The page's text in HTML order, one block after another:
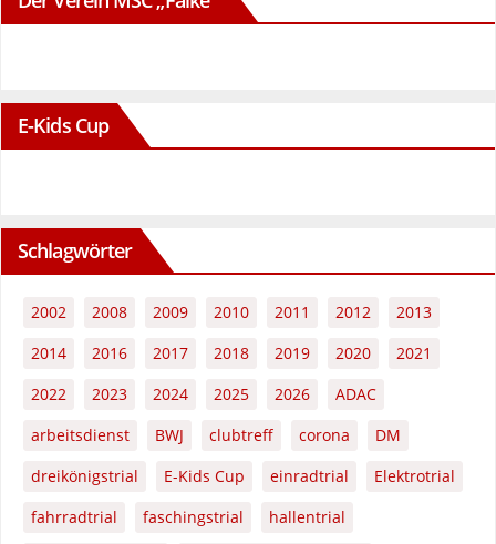
E-Kids Cup
Schlagwörter
2002 2008 2009 2010 2011 2012
2013
2014
2016 2017 2018 2019 2020
2021
2022
2023 2024 2025 2026
ADAC
arbeitsdienst
BWJ clubtreff corona
DM
dreikönigstrial
E-Kids Cup einradtrial
Elektrotrial
fahrradtrial
faschingstrial
hallentrial